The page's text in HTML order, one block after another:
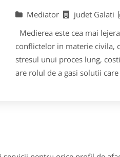
Mediator
judet Galati
Medierea este cea mai
conflictelor in materie civila,
stresul unui proces lung,
are rolul de a gasi solutii